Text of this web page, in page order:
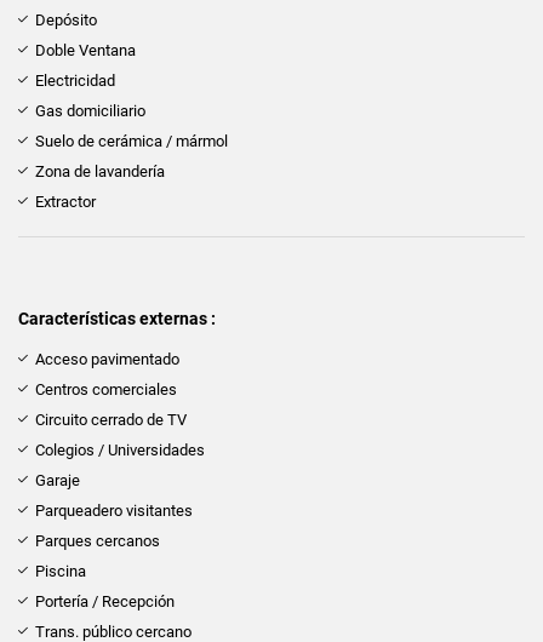
Depósito
Doble Ventana
Electricidad
Gas domiciliario
Suelo de cerámica / mármol
Zona de lavandería
Extractor
Características externas :
Acceso pavimentado
Centros comerciales
Circuito cerrado de TV
Colegios / Universidades
Garaje
Parqueadero visitantes
Parques cercanos
Piscina
Portería / Recepción
Trans. público cercano